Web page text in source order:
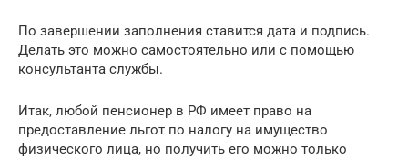
По завершении заполнения ставится дата и подпись.
Делать это можно самостоятельно или с помощью
консультанта службы.
Итак, любой пенсионер в РФ имеет право на
предоставление льгот по налогу на имущество
физического лица, но получить его можно только